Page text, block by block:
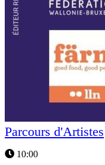
Parcours d'Artistes
10:00